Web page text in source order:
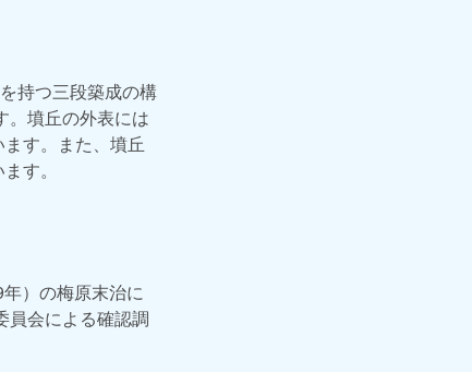
持つ三段築成の構
。墳丘の外表には
す。また、墳丘
す。
）の梅原末治に
員会による確認調